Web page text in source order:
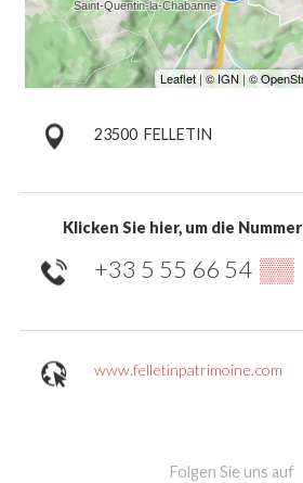
23500 FELLETIN
Klicken Sie hier, um die Nummer
+33 5 55 66 54 ▒▒
www.felletinpatrimoine.com
Folgen Sie uns auf